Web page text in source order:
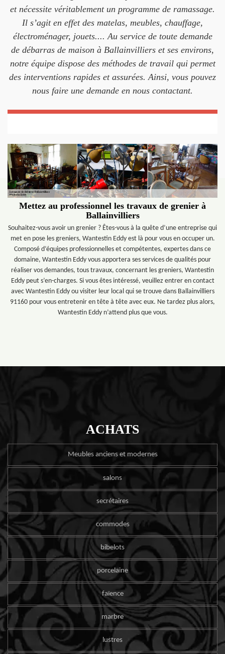
et nécessite véritablement un programme de ramassage.
Il s’agit en effet des matelas, meubles, chauffage,
électroménager, jouets.... Au service de toute demande
de débarras de maison à Ballainvilliers et ses environs,
notre équipe dispose des méthodes de travail qui permet
des interventions rapides et assurées. Ainsi, vous pouvez
nous faire une demande en nous contactant.
Mettez au professionnel les travaux de grenier à
Ballainvilliers
Souhaitez-vous avoir un grenier ? Êtes-vous à la quête d’une entreprise qui
met en pose les greniers, Wantestin Eddy est là pour vous en occuper un.
Composé d’équipes professionnelles et compétentes, expertes dans ce
domaine, Wantestin Eddy vous apportera ses services de qualités pour
réaliser vos demandes, tous travaux, concernant les greniers, Wantestin
Eddy peut s’en-charges. Si vous êtes intéressé, veuillez entrer en contact
avec Wantestin Eddy ou visiter leur local qui se trouve dans Ballainvilliers
91160 pour vous entretenir en tête à tête avec eux. Ne tardez plus alors,
Wantestin Eddy n’attend plus que vous.
ACHATS
Meubles anciens et modernes
salons
secrétaires
commodes
bibelots
porcelaine
faïence
marbre
lustres